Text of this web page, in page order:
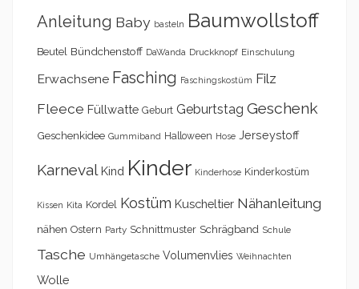
Anleitung Baby basteln Baumwollstoff
Beutel Bündchenstoff DaWanda Druckknopf Einschulung
Erwachsene Fasching Faschingskostüm Filz
Fleece Füllwatte Geburt Geburtstag Geschenk
Geschenkidee Gummiband Halloween Hose Jerseystoff
Karneval Kind Kinder Kinderhose Kinderkostüm
Kissen Kita Kordel Kostüm Kuscheltier Nähanleitung
nähen Ostern Party Schnittmuster Schrägband Schule
Tasche Umhängetasche Volumenvlies Weihnachten
Wolle